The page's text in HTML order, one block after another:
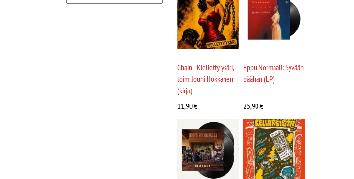
Chain - Kielletty ysäri,
toim. Jouni Hokkanen
(kirja)
11,90€
Eppu Normaali: Syvään
päähän (LP)
25,90€